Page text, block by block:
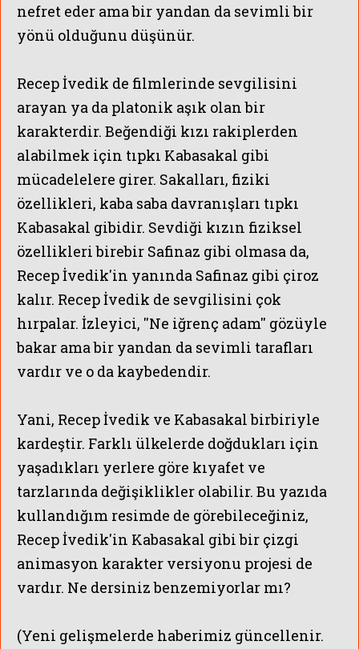
nefret eder ama bir yandan da sevimli bir
yönü olduğunu düşünür.
Recep İvedik de filmlerinde sevgilisini
arayan ya da platonik aşık olan bir
karakterdir. Beğendiği kızı rakiplerden
alabilmek için tıpkı Kabasakal gibi
mücadelelere girer. Sakalları, fiziki
özellikleri, kaba saba davranışları tıpkı
Kabasakal gibidir. Sevdiği kızın fiziksel
özellikleri birebir Safinaz gibi olmasa da,
Recep İvedik'in yanında Safinaz gibi çiroz
kalır. Recep İvedik de sevgilisini çok
hırpalar. İzleyici, ''Ne iğrenç adam'' gözüyle
bakar ama bir yandan da sevimli tarafları
vardır ve o da kaybedendir.
Yani, Recep İvedik ve Kabasakal birbiriyle
kardeştir. Farklı ülkelerde doğdukları için
yaşadıkları yerlere göre kıyafet ve
tarzlarında değişiklikler olabilir. Bu yazıda
kullandığım resimde de görebileceğiniz,
Recep İvedik'in Kabasakal gibi bir çizgi
animasyon karakter versiyonu projesi de
vardır. Ne dersiniz benzemiyorlar mı?
(Yeni gelişmelerde haberimiz güncellenir.